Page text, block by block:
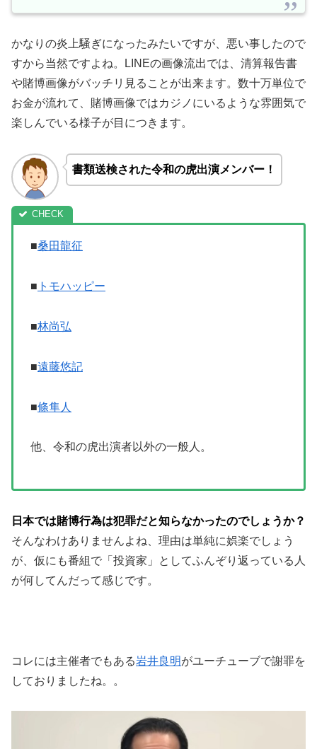
かなりの炎上騒ぎになったみたいですが、悪い事したので
すから当然ですよね。LINEの画像流出では、清算報告書
や賭博画像がバッチリ見ることが出来ます。数十万単位で
お金が流れて、賭博画像ではカジノにいるような雰囲気で
楽しんでいる様子が目につきます。
書類送検された令和の虎出演メンバー！
■桑田龍征
■ トモハッピー
■林尚弘
■遠藤悠記
■條隼人
他、令和の虎出演者以外の一般人。
日本では賭博行為は犯罪だと知らなかったのでしょうか？
そんなわけありませんよね、理由は単純に娯楽でしょう
が、仮にも番組で「投資家」としてふんぞり返っている人
が何してんだって感じです。
コレには主催者でもある岩井良明がユーチューブで謝罪を
しておりましたね。。